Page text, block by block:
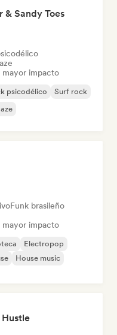
& Sandy Toes
mayor impacto
psicodélico
Surf rock
Funk brasileño
mayor impacto
Electropop
House music
Hustle